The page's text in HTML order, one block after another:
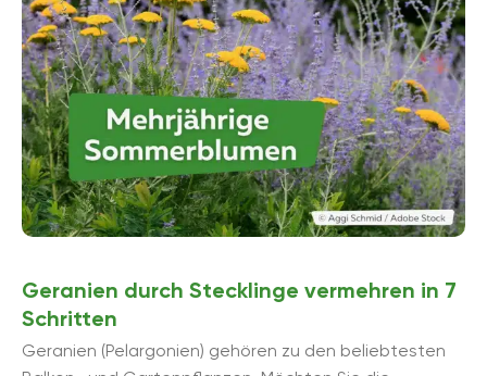
Geranien durch Stecklinge vermehren in 7
Schritten
Geranien (Pelargonien) gehören zu den beliebtesten